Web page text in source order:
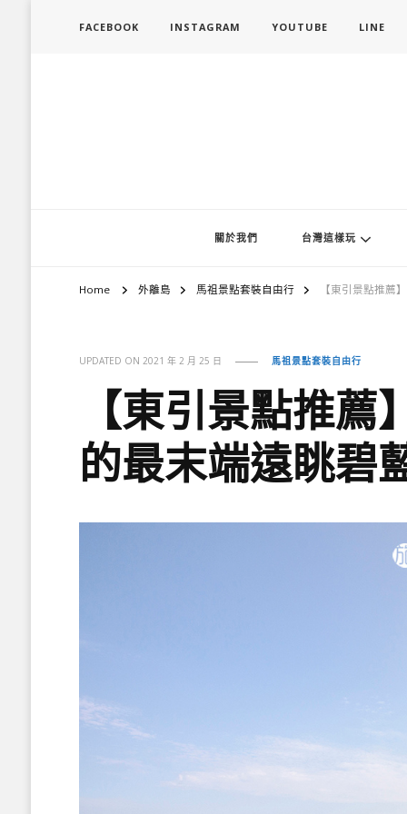
FACEBOOK INSTAGRAM YOUTUBE LINE
關於我們 台灣這樣玩
Home 外離島 馬祖景點套裝自由行 【東引景點推薦
UPDATED ON 2021 年 2 月 25 日 馬祖景點套裝自由行
【東引景點推
的最末端遠眺碧